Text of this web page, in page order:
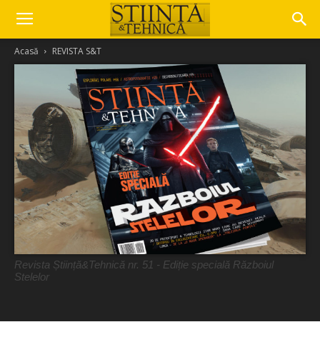
Acasă REVISTA S&T
Revista Știință&Tehnică nr. 51 - Ediție specială Războiul
Stelelor